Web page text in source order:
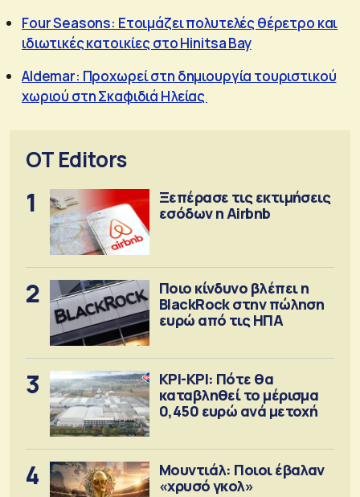
Four Seasons: Ετοιμάζει πολυτελές θέρετρο και
ιδιωτικές κατοικίες στο Hinitsa Bay
Aldemar: Προχωρεί στη δημιουργία τουριστικού
χωριού στη Σκαφιδιά Ηλείας
OT Editors
1
Ξεπέρασε τις εκτιμήσεις
εσόδων η Airbnb
2
Ποιο κίνδυνο βλέπει η
BlackRock στην πώληση
ευρώ από τις ΗΠΑ
3
ΚΡΙ-ΚΡΙ: Πότε θα
καταβληθεί το μέρισμα
0,450 ευρώ ανά μετοχή
4
Μουντιάλ: Ποιοι έβαλαν
«χρυσό γκολ»